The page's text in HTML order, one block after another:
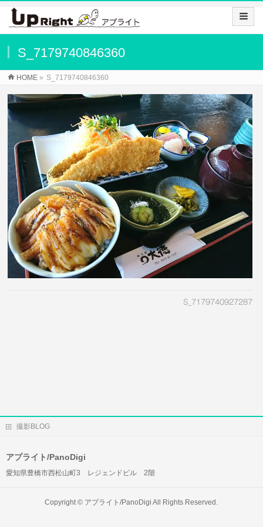
S_7179740846360
HOME » S_7179740846360
S_7179740927287
撮影BLOG
アプライト/PanoDigi
愛知県豊橋市西松山町3 レジェンドビル 2階
Copyright © アプライト/PanoDigi All Rights Reserved.